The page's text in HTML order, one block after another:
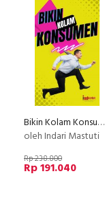
Bikin Kolam Konsumen
oleh Indari Mastuti
Rp 238.800
Rp 191.040